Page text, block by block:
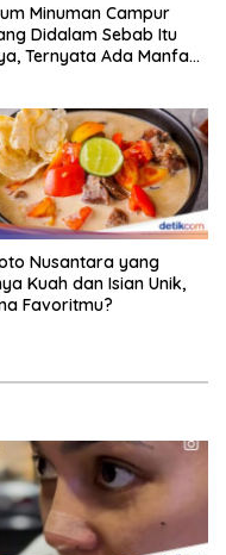
Minuman Campur
Didalam Sebab Itu
Ternyata Ada Manfaat
Nusantara yang
Kuah dan Isian Unik,
Favoritmu?